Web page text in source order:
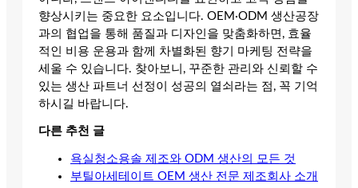
향상시키는 중요한 요소입니다. OEM·ODM 생산공장
과의 협업을 통해 품질과 디자인을 맞춤화하면, 효율
적인 비용 운용과 함께 차별화된 향기 마케팅 전략을
세울 수 있습니다. 찾아보니, 꾸준한 관리와 신뢰할 수
있는 생산 파트너 선정이 성공의 열쇠라는 점, 꼭 기억
하시길 바랍니다.
다른 추천 글
욕실청소용솔 제조와 ODM 생산의 모든 것
부틸아세테이트 OEM 생산 전문 제조회사 소개